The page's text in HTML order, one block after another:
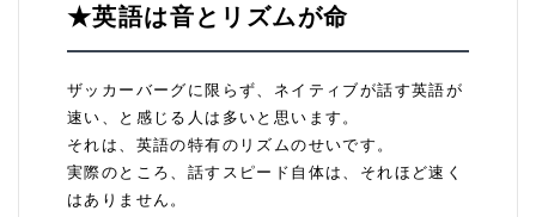
★英語は音とリズムが命
ザッカーバーグに限らず、ネイティブが話す英語が
速い、と感じる人は多いと思います。
それは、英語の特有のリズムのせいです。
実際のところ、話すスピード自体は、それほど速く
はありません。